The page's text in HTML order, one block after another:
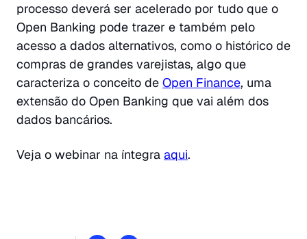
processo deverá ser acelerado por tudo que o
Open Banking pode trazer e também pelo
acesso a dados alternativos, como o histórico de
compras de grandes varejistas, algo que
caracteriza o conceito de Open Finance, uma
extensão do Open Banking que vai além dos
dados bancários.
Veja o webinar na íntegra aqui.